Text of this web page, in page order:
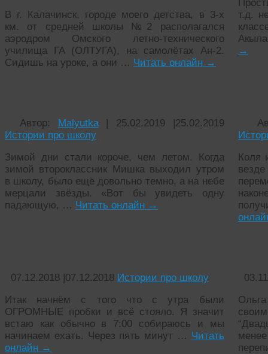
В г. Калачинск, городе моего детства, в 3-х
км. от средней школы №2 располагался
аэродром Омского летно-технического
училища ГА (ОЛТУГА), на самолётах Ан-2.
Сидишь на уроке, а они … Читать онлайн →
т.д.
→
Автор: Malyutka 25.02.2019
25.02.2019
Истории про школу
Зимой дни стали короче, чем летом. Когда
зимой второклассник Мишка выходил утром
в школу, было ещё довольно темно, а на небе
мерцали звёзды. «Вот бы увидеть одну
падающую, … Читать онлайн →
Коля
07.12.2018 |07.12.2018 Истории про школу
Итак начнём с того что с утра были
ОГРОМНЫЕ пробки и всё стояло. Я значит
встаю как обычно в 7:00 собираюсь и мы
начинаем ехать. Через пять минут … Читать
онлайн →